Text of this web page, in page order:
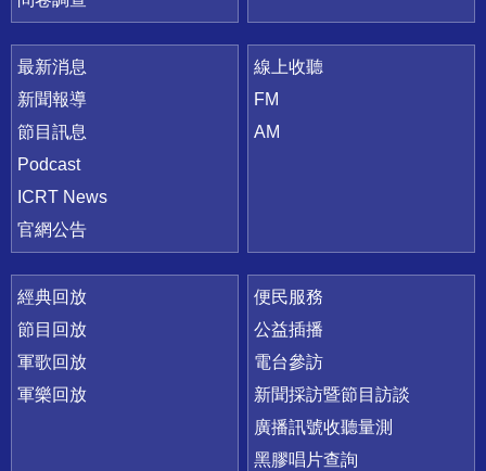
最新消息
新聞報導
節目訊息
Podcast
ICRT News
官網公告
線上收聽
FM
AM
經典回放
節目回放
軍歌回放
軍樂回放
便民服務
公益插播
電台參訪
新聞採訪暨節目訪談
廣播訊號收聽量測
黑膠唱片查詢